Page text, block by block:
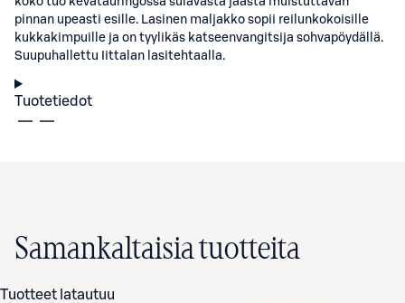
pinnan upeasti esille. Lasinen maljakko sopii reilunkokoisille
kukkakimpuille ja on tyylikäs katseenvangitsija sohvapöydällä.
Suupuhallettu Iittalan lasitehtaalla.
Tuotetiedot
Samankaltaisia tuotteita
Tuotteet latautuu